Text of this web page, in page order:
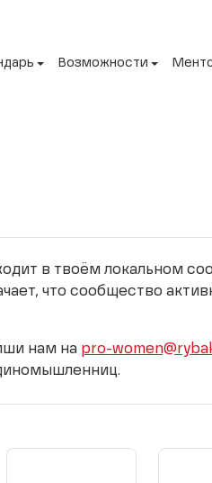
Возможности
в твоём локальном
что сообщество
нам на pro-